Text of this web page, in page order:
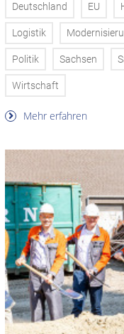
Deutschland EU
Logistik
Politik Sachsen
Wirtschaft
Mehr erfahren